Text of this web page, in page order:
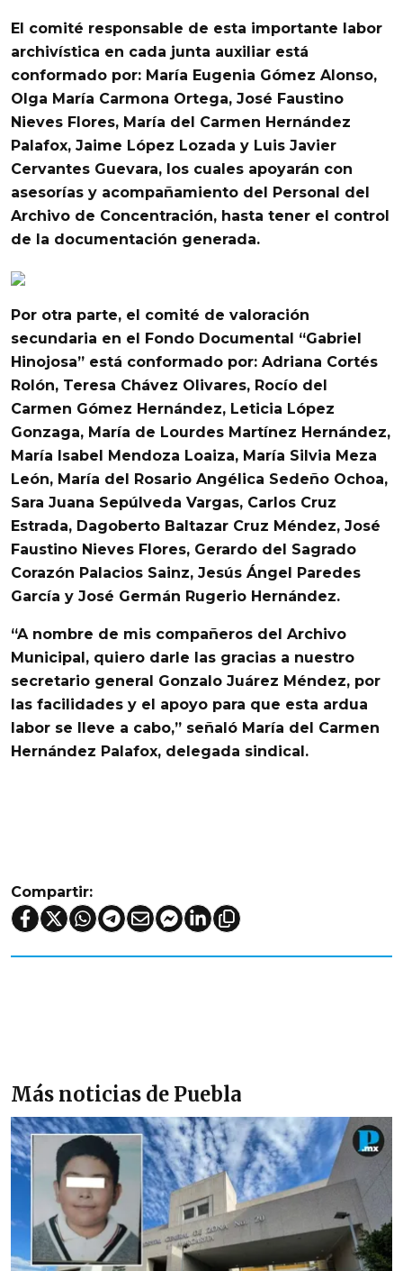
El comité responsable de esta importante labor
archivística en cada junta auxiliar está
conformado por: María Eugenia Gómez Alonso,
Olga María Carmona Ortega, José Faustino
Nieves Flores, María del Carmen Hernández
Palafox, Jaime López Lozada y Luis Javier
Cervantes Guevara, los cuales apoyarán con
asesorías y acompañamiento del Personal del
Archivo de Concentración, hasta tener el control
de la documentación generada.
Por otra parte, el comité de valoración
secundaria en el Fondo Documental
“Gabriel
Hinojosa” está conformado por: Adriana Cortés
Rolón, Teresa Chávez Olivares, Rocío del
Carmen Gómez Hernández, Leticia López
Gonzaga, María de Lourdes Martínez Hernández,
María Isabel Mendoza Loaiza, María Silvia Meza
León, María del Rosario Angélica Sedeño Ochoa,
Sara Juana Sepúlveda Vargas, Carlos Cruz
Estrada, Dagoberto Baltazar Cruz Méndez, José
Faustino Nieves Flores, Gerardo del Sagrado
Corazón Palacios Sainz, Jesús Ángel Paredes
García y José Germán Rugerio Hernández.
“A nombre de mis compañeros del Archivo
Municipal, quiero darle las gracias a nuestro
secretario general Gonzalo Juárez Méndez, por
las facilidades y el apoyo para que esta ardua
labor se lleve a cabo,” señaló María del Carmen
Hernández Palafox, delegada sindical.
Compartir:
Más noticias de Puebla